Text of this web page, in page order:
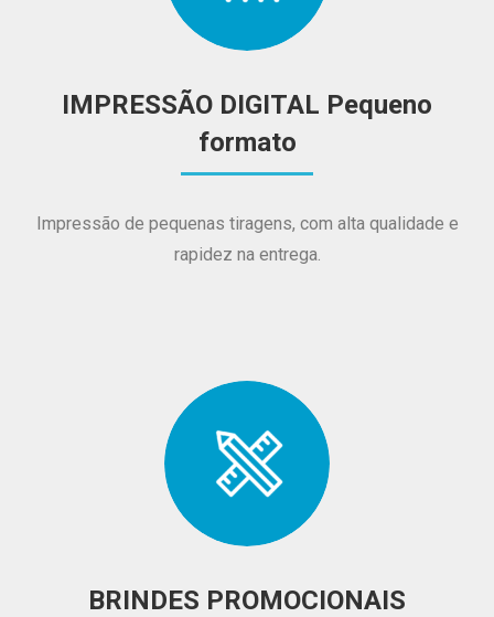
IMPRESSÃO DIGITAL Pequeno
formato
Impressão de pequenas tiragens, com alta qualidade e
rapidez na entrega.
BRINDES PROMOCIONAIS